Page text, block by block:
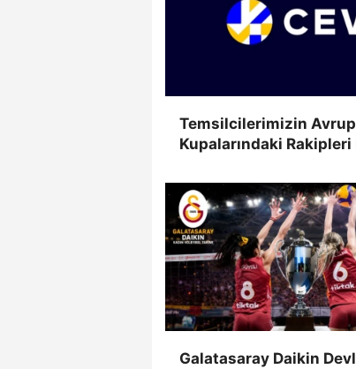
Temsilcilerimizin
Kupalarındaki Rakipleri
Galatasaray Daikin